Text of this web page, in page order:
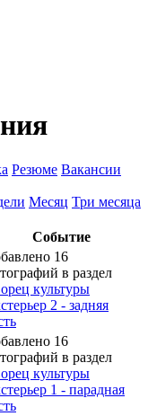
Резюме Вакансии
Месяц Три месяца
Событие
16
в раздел
культуры
2 - задняя
16
в раздел
культуры
1 - парадная